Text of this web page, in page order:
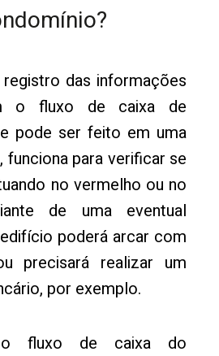
das informações
o fluxo de caixa de
pode ser feito em uma
funciona para verificar se
no vermelho ou no
de uma eventual
poderá arcar com
precisará realizar um
por exemplo.
fluxo de caixa do